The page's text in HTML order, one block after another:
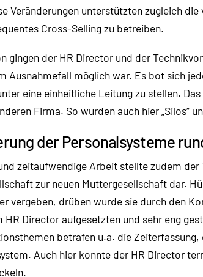
Veränderungen unterstützten zugleich
Cross-Selling zu betreiben.
gingen der HR Director und der
Ausnahmefall möglich war. Es bot sich
eine einheitliche Leitung zu stellen.
Firma. So wurden auch hier „Silos“
der Personalsysteme
zeitaufwendige Arbeit stellte zudem
zur neuen Muttergesellschaft dar.
vergeben, drüben wurde sie durch den
HR Director aufgesetzten und sehr eng
betrafen u.a. die
Auch hier konnte der HR Director